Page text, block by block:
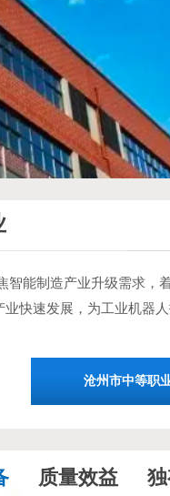
智能制造产业升级需求，
快速发展，为工业机器人
质量效益
沧州市中等职